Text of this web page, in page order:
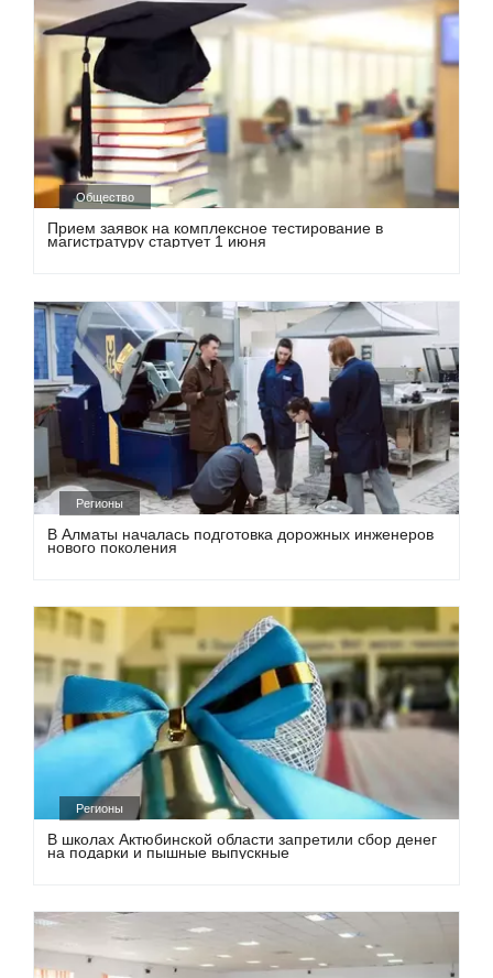
Общество
Прием заявок на комплексное тестирование в
магистратуру стартует 1 июня
Регионы
В Алматы началась подготовка дорожных инженеров
нового поколения
Регионы
В школах Актюбинской области запретили сбор денег
на подарки и пышные выпускные